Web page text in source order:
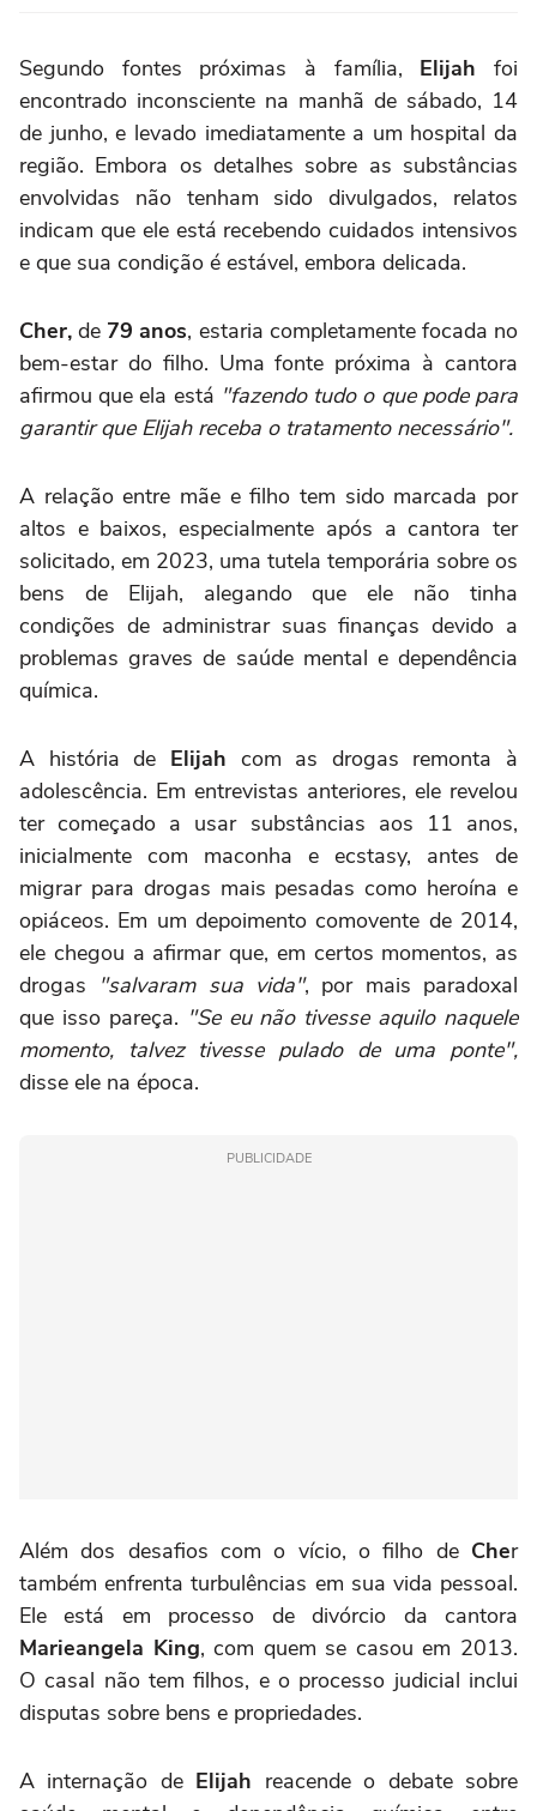
Segundo fontes próximas à família, Elijah foi
encontrado inconsciente na manhã de sábado, 14
de junho, e levado imediatamente a um hospital da
região. Embora os detalhes sobre as substâncias
envolvidas não tenham sido divulgados, relatos
indicam que ele está recebendo cuidados intensivos
e que sua condição é estável, embora delicada.
Cher, de 79 anos, estaria completamente focada no
bem-estar do filho. Uma fonte próxima à cantora
afirmou que ela está "fazendo tudo o que pode para
garantir que Elijah receba o tratamento necessário".
A relação entre mãe e filho tem sido marcada por
altos e baixos, especialmente após a cantora ter
solicitado, em 2023, uma tutela temporária sobre os
bens de Elijah, alegando que ele não tinha
condições de administrar suas finanças devido a
problemas graves de saúde mental e dependência
química.
A história de Elijah com as drogas remonta à
adolescência. Em entrevistas anteriores, ele revelou
ter começado a usar substâncias aos 11 anos,
inicialmente com maconha e ecstasy, antes de
migrar para drogas mais pesadas como heroína e
opiáceos. Em um depoimento comovente de 2014,
ele chegou a afirmar que, em certos momentos, as
drogas "salvaram sua vida", por mais paradoxal
que isso pareça. "Se eu não tivesse aquilo naquele
momento, talvez tivesse pulado de uma ponte",
disse ele na época.
PUBLICIDADE
Além dos desafios com o vício, o filho de Cher
também enfrenta turbulências em sua vida pessoal.
Ele está em processo de divórcio da cantora
Marieangela King, com quem se casou em 2013.
O casal não tem filhos, e o processo judicial inclui
disputas sobre bens e propriedades.
A internação de Elijah reacende o debate sobre